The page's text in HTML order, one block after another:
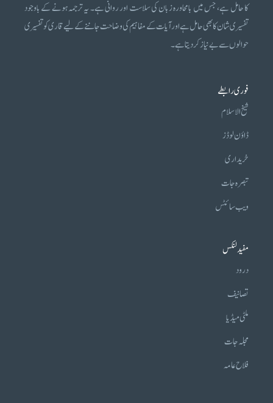
کا حامل ہے، جس میں بامحاورہ زبان کی سلاست اور روانی ہے۔ یہ ترجمہ ہونے کے باوجود
تفسیری شان کا بھی حامل ہے اور آیات کے مفاہیم کی وضاحت جاننے کے لیے قاری کو تفسیری
حوالوں سے بے نیاز کر دیتا ہے۔
فوری رابطے
شیخ الاسلام
ڈاؤن لوڈز
خریداری
تبصرہ جات
ویب سائٹس
مفید لنکس
درود
تصانیف
ملٹی میڈیا
مجلہ جات
فلاح عامہ